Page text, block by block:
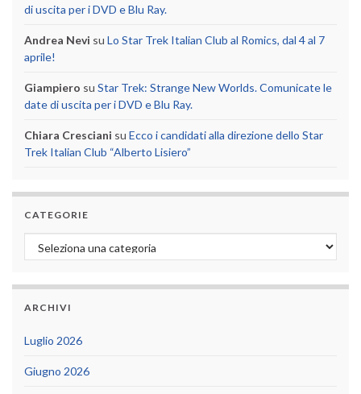
di uscita per i DVD e Blu Ray.
Andrea Nevi su Lo Star Trek Italian Club al Romics, dal 4 al 7
aprile!
Giampiero su Star Trek: Strange New Worlds. Comunicate le
date di uscita per i DVD e Blu Ray.
Chiara Cresciani su Ecco i candidati alla direzione dello Star
Trek Italian Club “Alberto Lisiero”
CATEGORIE
Categorie
ARCHIVI
Luglio 2026
Giugno 2026